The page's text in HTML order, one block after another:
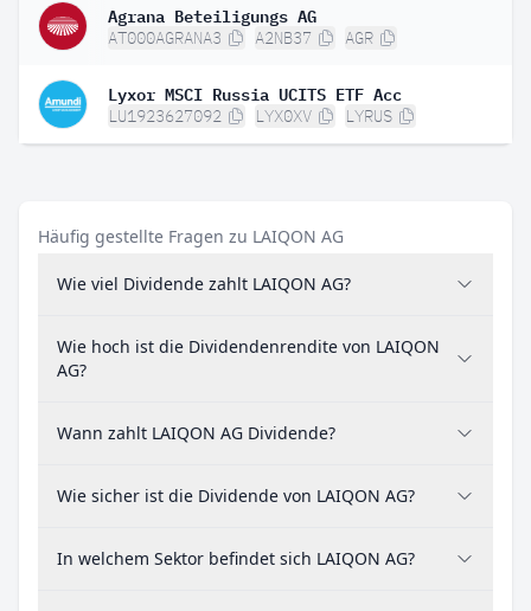
Agrana Beteiligungs AG
AT000AGRANA3 A2NB37 AGR
Lyxor MSCI Russia UCITS ETF Acc
LU1923627092 LYX0XV LYRUS
Häufig gestellte Fragen zu LAIQON AG
Wie viel Dividende zahlt LAIQON AG?
Wie hoch ist die Dividendenrendite von LAIQON
AG?
Wann zahlt LAIQON AG Dividende?
Wie sicher ist die Dividende von LAIQON AG?
In welchem Sektor befindet sich LAIQON AG?